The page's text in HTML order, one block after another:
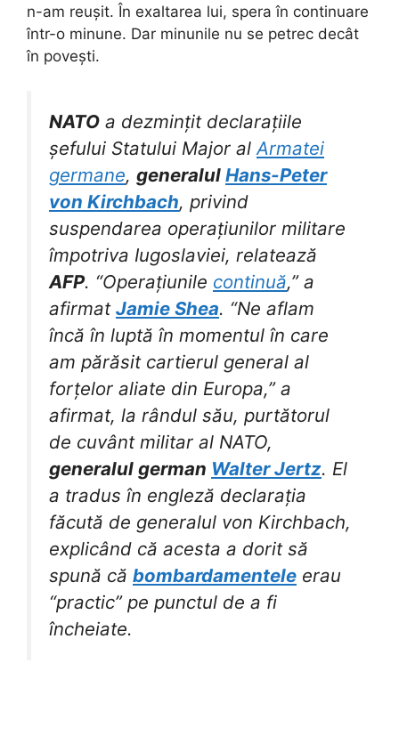
n-am reușit. În exaltarea lui, spera în continuare
într-o minune. Dar minunile nu se petrec decât
în povești.
NATO a dezmințit declarațiile
șefului Statului Major al Armatei
germane, generalul Hans-Peter
von Kirchbach, privind
suspendarea operațiunilor militare
împotriva Iugoslaviei, relatează
AFP. “Operațiunile continuă,” a
afirmat Jamie Shea. “Ne aflam
încă în luptă în momentul în care
am părăsit cartierul general al
forțelor aliate din Europa,” a
afirmat, la rândul său, purtătorul
de cuvânt militar al NATO,
generalul german Walter Jertz. El
a tradus în engleză declarația
făcută de generalul von Kirchbach,
explicând că acesta a dorit să
spună că bombardamentele erau
“practic” pe punctul de a fi
încheiate.